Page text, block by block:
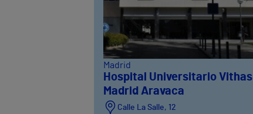
Madrid
Hospital Universitario Vithas
Madrid Aravaca
Calle La Salle, 12